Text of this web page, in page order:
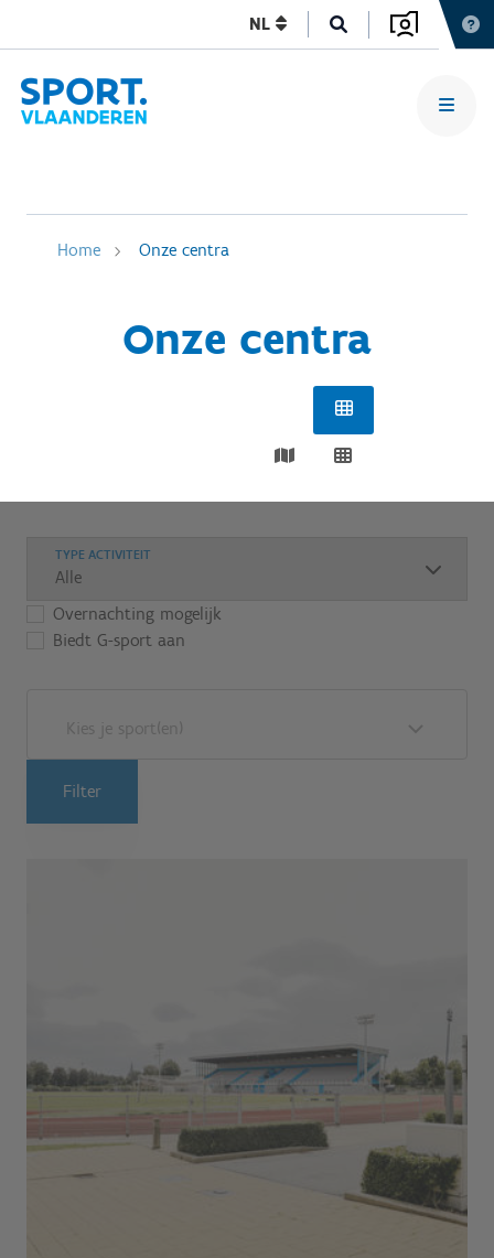
NL
Home Onze centra
Onze centra
TYPE ACTIVITEIT
Overnachting mogelijk
Biedt G-sport aan
Kies je sport(en)
Filter